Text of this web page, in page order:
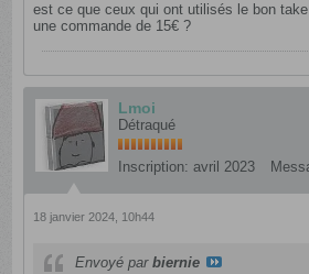
est ce que ceux qui ont utilisés le bon
une commande de 15€ ?
Lmoi
Détraqué
Inscription: avril 2023
18 janvier 2024, 10h44
Envoyé parbiernie